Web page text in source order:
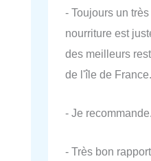
- Toujours un
nourriture est
des meilleurs
de l'île de
- Je recommande.
- Très bon